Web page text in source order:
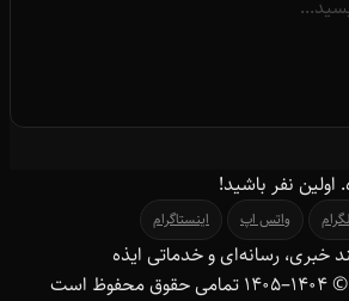
نفر باشید!
واتس اپ اینستاگرام
خبری، رسانه‌ای و خدماتی ایذه
© ۱۴۰۴–1405 تمامی حقوق محفوظ است